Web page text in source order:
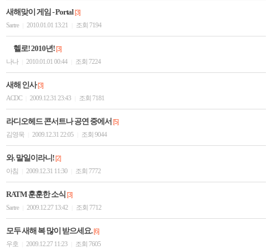
새해맞이 게임 - Portal[3]
Sartre
2010.01.01 13:21 조회 7194
헬로! 2010년![3]
나나
2010.01.01 00:44 조회 7224
새해 인사[3]
ACDC
2009.12.31 23:43 조회 7181
라디오헤드 콘서트나 공연 중에서 [5]
김영욱
2009.12.31 22:05 조회 9044
와. 말일이라니![2]
아침
2009.12.31 11:30 조회 7772
RATM 훈훈한 소식 [3]
Sartre
2009.12.27 13:42 조회 7712
모두 새해 복 많이 받으세요.[6]
우호
2009.12.27 11:23 조회 7605